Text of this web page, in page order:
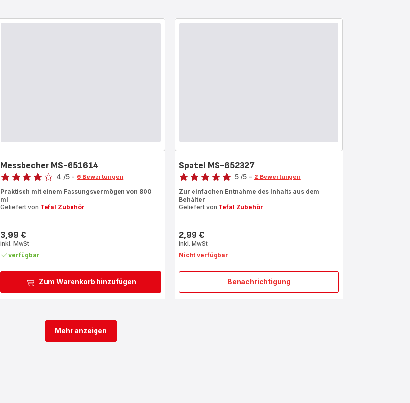
Zum Warenkorb hinzufügen
Messbecher MS-651614
Bewertung
mit
4
4 /5 - 6 Bewertungen
Praktisch mit einem Fassungsvermögen von 800
ml
Geliefert von Tefal Zubehör
Preis
3,99 €
inkl. MwSt
verfügbar
Benachrichtigung
Spatel
Spatel MS-652327
Bewertung
mit
5
5 /5 - 2 Bewertungen
Zur einfachen Entnahme des Inhalts aus dem
Behälter
Geliefert von Tefal Zubehör
Preis
2,99 €
inkl. MwSt
Nicht verfügbar
Mehr anzeigen